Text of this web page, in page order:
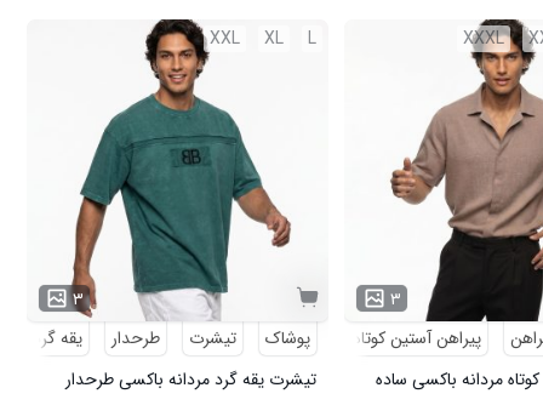
XXXL
۳
پیراهن آستین کوتاه
مردانه باکسی ساده
L
XL
XXL
۳
پوشاک
تیشرت طرحدار
یقه گرد
تیشرت یقه گرد مردانه باکسی طرحدار